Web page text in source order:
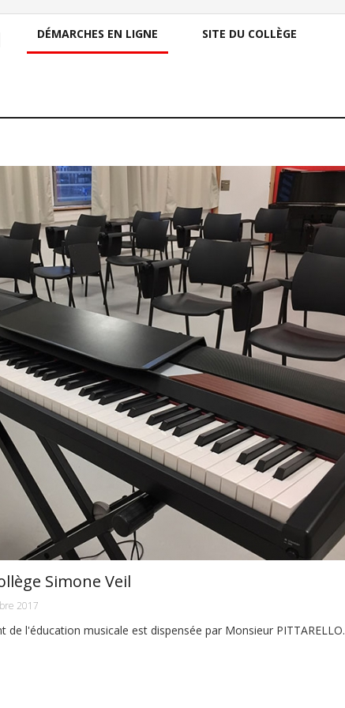
DÉMARCHES EN LIGNE SITE DU COLLÈGE
Simone Veil
2017
de l'éducation musicale est dispensée par Monsieur PITTARELLO.